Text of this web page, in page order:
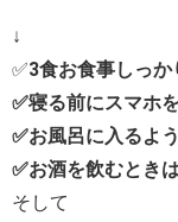
↓
✅3食お食事しっか
✅寝る前にスマホ
✅お風呂に入るよ
✅お酒を飲むとき
そして